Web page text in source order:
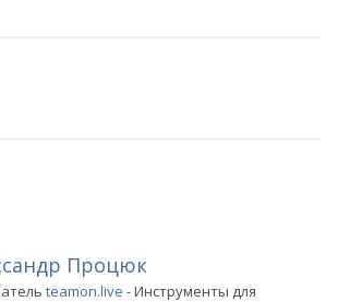
Процюк
teamon.live - Инструменты для